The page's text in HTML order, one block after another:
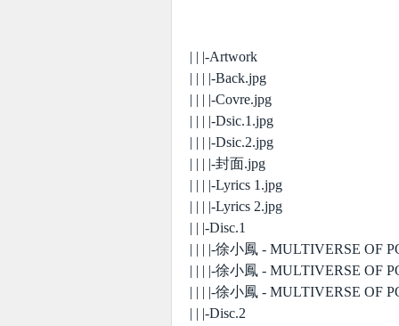
| | |-Artwork
| | | |-Back.jpg
| | | |-Covre.jpg
| | | |-Dsic.1.jpg
| | | |-Dsic.2.jpg
| | | |-封面.jpg
| | | |-Lyrics 1.jpg
| | | |-Lyrics 2.jpg
| | |-Disc.1
| | | |-徐小鳳 - MULTIVERSE OF
| | | |-徐小鳳 - MULTIVERSE OF
| | | |-徐小鳳 - MULTIVERSE OF
| | |-Disc.2